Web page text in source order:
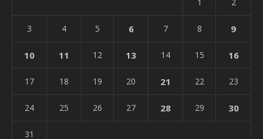
3 4 5 6 7 8 9
10 11 12 13 14 15 16
17 18 19 20 21 22 23
24 25 26 27 28 29 30
31